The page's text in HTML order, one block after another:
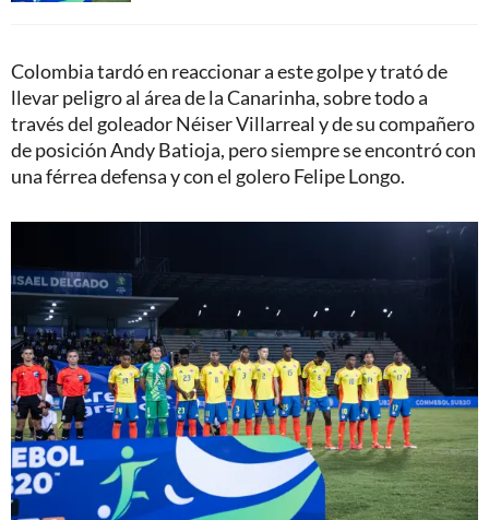
Colombia tardó en reaccionar a este golpe y trató de
llevar peligro al área de la Canarinha, sobre todo a
través del goleador Néiser Villarreal y de su compañero
de posición Andy Batioja, pero siempre se encontró con
una férrea defensa y con el golero Felipe Longo.